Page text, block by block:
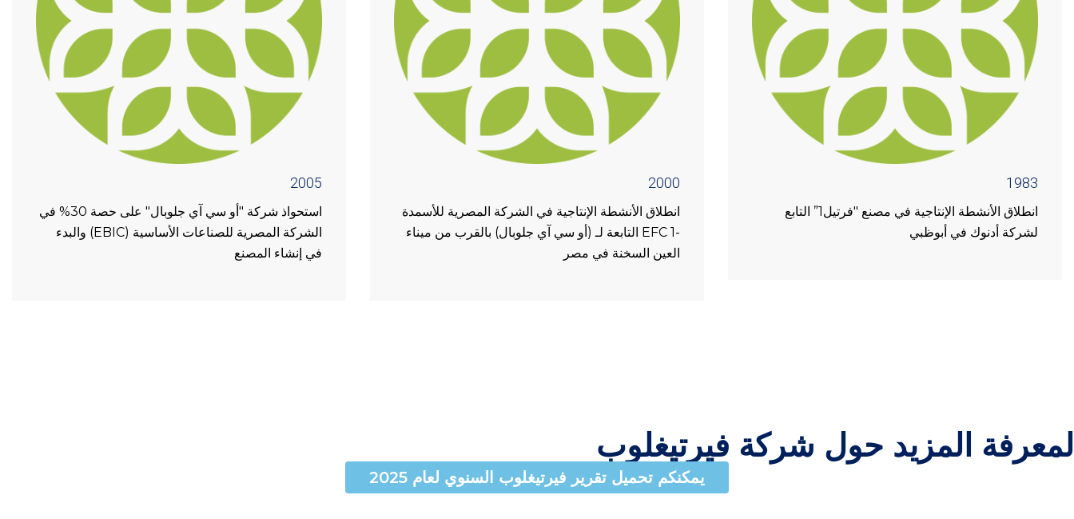
1983
انطلاق الأنشطة الإنتاجية في مصنع "فرتيل1” التابع
لشركة أدنوك في أبوظبي
2000
انطلاق الأنشطة الإنتاجية في الشركة المصرية للأسمدة
-1 EFC التابعة لـ (أو سي آي جلوبال) بالقرب من ميناء
العين السخنة في مصر
2005
استحواذ شركة "أو سي آي جلوبال" على حصة 30% في
الشركة المصرية للصناعات الأساسية (EBIC) والبدء
في إنشاء المصنع
لمعرفة المزيد حول شركة فيرتيغلوب
يمكنكم تحميل تقرير فيرتيغلوب السنوي لعام 2025